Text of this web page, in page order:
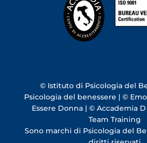
© Istituto di Psicologia del
Psicologia del benessere | ©
Essere Donna | © Accademia
Team Training
Sono marchi di Psicologia del